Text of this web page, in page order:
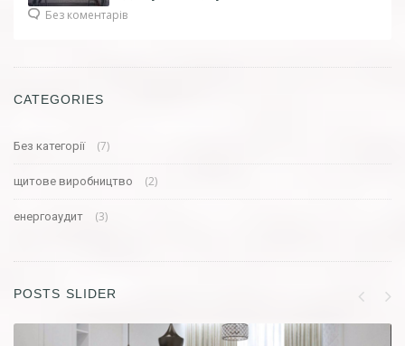
Без коментарів
CATEGORIES
Без категорії (7)
щитове виробництво (2)
енергоаудит (3)
POSTS SLIDER